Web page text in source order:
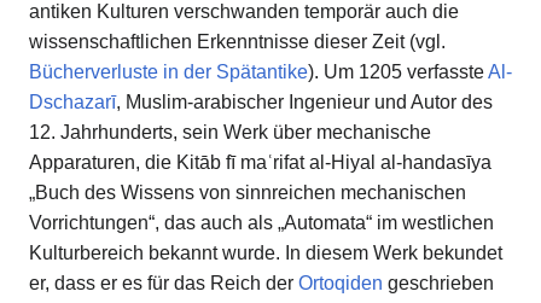
antiken Kulturen verschwanden temporär auch die
wissenschaftlichen Erkenntnisse dieser Zeit (vgl.
Bücherverluste in der Spätantike). Um 1205 verfassteAl-
Dschazarī, Muslim-arabischer Ingenieur und Autor des
12. Jahrhunderts, sein Werk über mechanische
Apparaturen, die Kitāb fī maʿrifat al-Hiyal al-handasīya
„Buch des Wissens von sinnreichen mechanischen
Vorrichtungen“, das auch als „Automata“ im westlichen
Kulturbereich bekannt wurde. In diesem Werk bekundet
er, dass er es für das Reich der Ortoqiden geschrieben